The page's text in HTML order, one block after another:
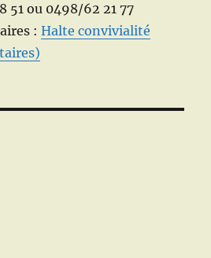
51 ou 0498/62 21 77
:Halte convivialité